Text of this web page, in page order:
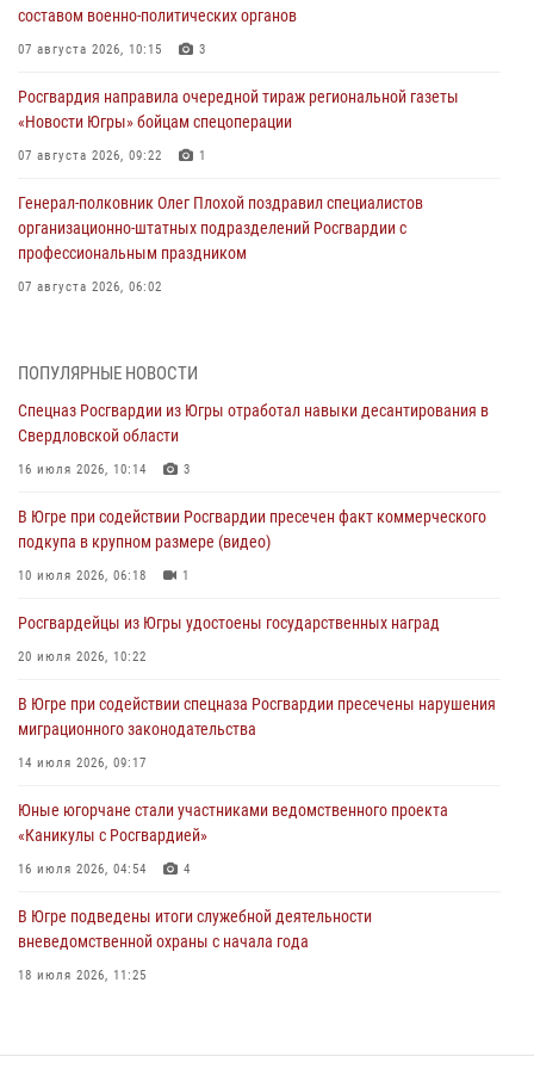
составом военно-политических органов
07 августа 2026, 10:15 3
Росгвардия направила очередной тираж региональной газеты
«Новости Югры» бойцам спецоперации
07 августа 2026, 09:22 1
Генерал-полковник Олег Плохой поздравил специалистов
организационно-штатных подразделений Росгвардии с
профессиональным праздником
07 августа 2026, 06:02
Военнослужащие Росгвардии сбили дрон-разведчик ВСУ на южном
направлении
Офицеры Росгвардии и ветераны войск правопорядка почтили
память генерала армии Ивана Кирилловича Яковлева
В Югре при силовой поддержке ОМОН Росгвардии задержаны
06 августа 2026, 09:07 2 1
Урайский отдел вневедомственной охраны Росгвардии отмечает
05 августа 2026, 12:01 3
ПОПУЛЯРНЫЕ НОВОСТИ
Спецназ Росгвардии из Югры отработал навыки десантирования в
Свердловской области
16 июля 2026, 10:14 3
В Югре при содействии Росгвардии пресечен факт коммерческого
подкупа в крупном размере (видео)
10 июля 2026, 06:18 1
Росгвардейцы из Югры удостоены государственных наград
20 июля 2026, 10:22
В Югре при содействии спецназа Росгвардии пресечены нарушения
миграционного законодательства
14 июля 2026, 09:17
Юные югорчане стали участниками ведомственного проекта
«Каникулы с Росгвардией»
16 июля 2026, 04:54 4
В Югре подведены итоги служебной деятельности
вневедомственной охраны с начала года
18 июля 2026, 11:25